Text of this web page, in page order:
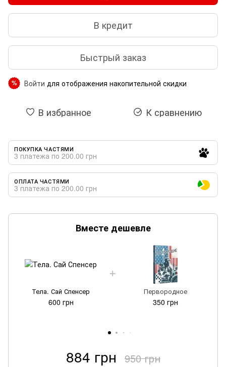
В кредит
Быстрый заказ
% Войти для отображения накопительной скидки
В избранное К сравнению
ПОКУПКА ЧАСТЯМИ
3 платежа по 200.00 грн
ОПЛАТА ЧАСТЯМИ
3 платежа по 200.00 грн
Вместе дешевле
Тела. Сай Спенсер
600 грн
Первородное
350 грн
884 грн 950 грн